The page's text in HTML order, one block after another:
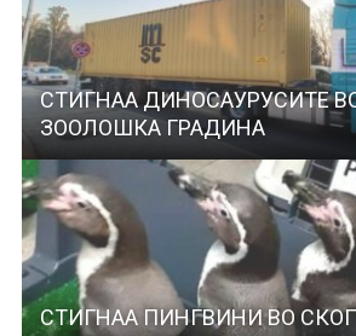
СТИГНАА ДИНОСАУРУСИТЕ
ЗООЛОШКА ГРАДИНА
СТИГНАА ПИНГВИНИ ВО